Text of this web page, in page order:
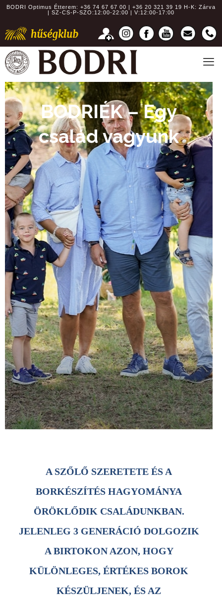
BODRI Optimus Étterem: +36 74 67 67 00 | +36 20 321 39 19 H-K: Zárva
| SZ-CS-P-SZO:12:00-22:00 | V:12:00-17:00
BODRIÉK – Egy
család vagyunk
A SZŐLŐ SZERETETE ÉS A
BORKÉSZÍTÉS HAGYOMÁNYA
ÖRÖKLŐDIK CSALÁDUNKBAN.
JELENLEG 3 GENERÁCIÓ DOLGOZIK
A BIRTOKON AZON, HOGY
KÜLÖNLEGES, ÉRTÉKES BOROK
KÉSZÜLJENEK, ÉS AZ